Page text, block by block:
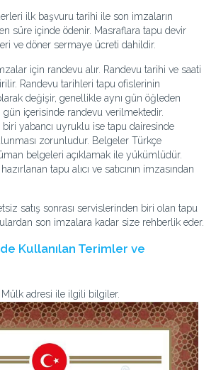
ilk başvuru tarihi ile son imzaların
süre içinde ödenir. Masraflara tapu devir
ve döner sermaye ücreti dahildir.
için randevu alır. Randevu tarihi ve saati
Randevu tarihleri tapu ofislerinin
değişir, genellikle aynı gün öğleden
gün içerisinde randevu verilmektedir.
yabancı uyruklu ise tapu dairesinde
zorunludur. Belgeler Türkçe
belgeleri açıklamak ile yükümlüdür.
tapu alıcı ve satıcının imzasından
satış sonrası servislerinden biri olan tapu
son imzalara kadar size rehberlik eder.
Kullanılan Terimler ve
Mülk adresi ile ilgili bilgiler.